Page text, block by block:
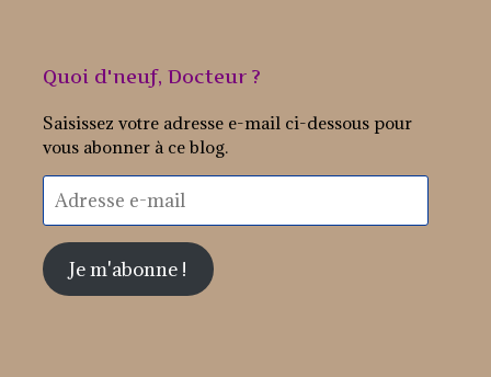
Quoi d'neuf, Docteur ?
Saisissez votre adresse e-mail ci-dessous pour
vous abonner à ce blog.
Adresse
e-
Je m'abonne !